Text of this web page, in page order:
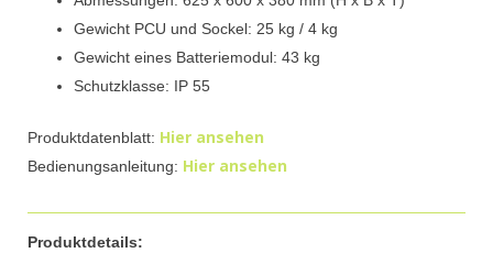
Gewicht PCU und Sockel: 25 kg / 4 kg
Gewicht eines Batteriemodul: 43 kg
Schutzklasse: IP 55
Produktdatenblatt: Hier ansehen
Bedienungsanleitung: Hier ansehen
Produktdetails: